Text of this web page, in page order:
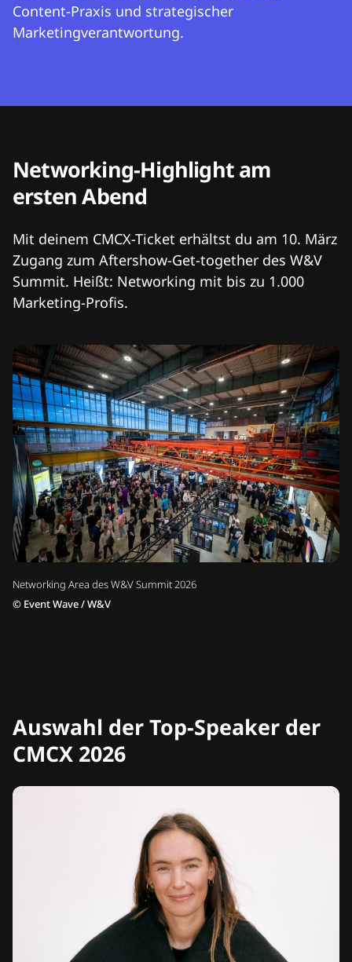
Content-Praxis und strategischer
Marketingverantwortung.
Networking Area des W&V Summit 2026
© Event Wave / W&V
Networking-Highlight am
ersten Abend
Mit deinem CMCX-Ticket erhältst du am 10. März
Zugang zum Aftershow-Get-together des W&V
Summit. Heißt: Networking mit bis zu 1.000
Marketing-Profis.
Auswahl der Top-Speaker der
CMCX 2026